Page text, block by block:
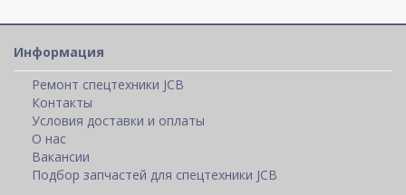
Информация
Ремонт спецтехники JCB
Контакты
Условия доставки и оплаты
О нас
Вакансии
Подбор запчастей для спецтехники JCB